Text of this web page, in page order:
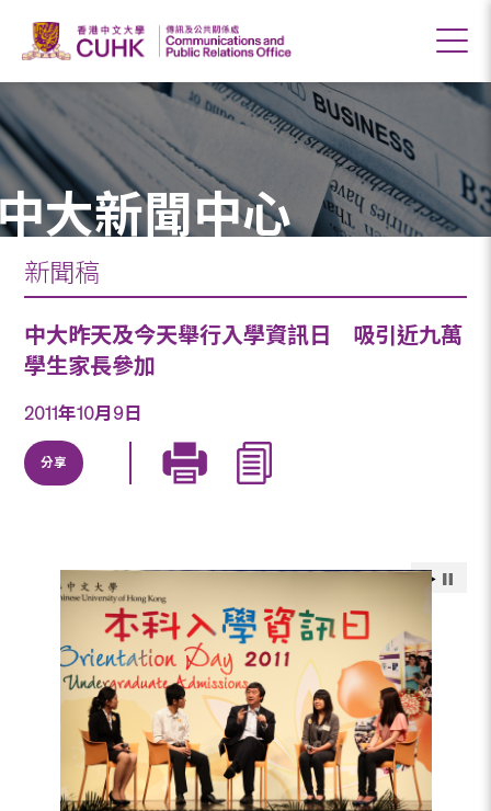
大新聞中心
新聞稿
中大昨天及今天舉行入學資訊日 吸引近九萬
學生家長參加
2011年10月9日
分享